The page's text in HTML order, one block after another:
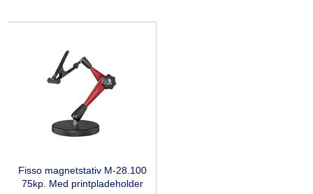
Fisso magnetstativ M-28.100
75kp. Med printpladeholder